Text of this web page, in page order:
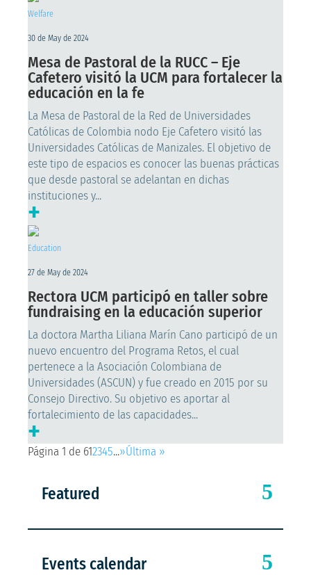
Welfare
30 de May de 2024
Mesa de Pastoral de la RUCC – Eje
Cafetero visitó la UCM para fortalecer la
educación en la fe
La Mesa de Pastoral de la Red de Universidades
Católicas de Colombia nodo Eje Cafetero visitó las
Universidades Católicas de Manizales. El objetivo de
este tipo de espacios es conocer las buenas prácticas
que desde pastoral se adelantan en dichas
instituciones y...
+
Education
27 de May de 2024
Rectora UCM participó en taller sobre
fundraising en la educación superior
La doctora Martha Liliana Marín Cano participó de un
nuevo encuentro del Programa Retos, el cual
pertenece a la Asociación Colombiana de
Universidades (ASCUN) y fue creado en 2015 por su
Consejo Directivo. Su objetivo es aportar al
fortalecimiento de las capacidades...
+
Página 1 de 612345...»Última »
Featured
Events calendar